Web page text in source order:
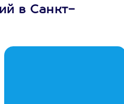
в Санкт-